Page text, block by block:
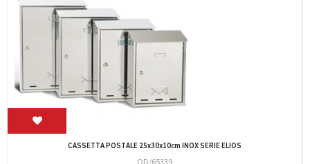
CASSETTA POSTALE 25x30x10cm INOX SERIE ELIOS
OD/65339